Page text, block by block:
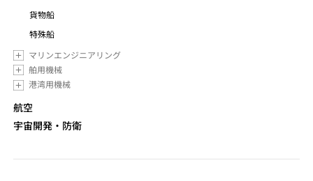
貨物船
特殊船
マリンエンジニアリング
舶用機械
港湾用機械
航空
宇宙開発・防衛